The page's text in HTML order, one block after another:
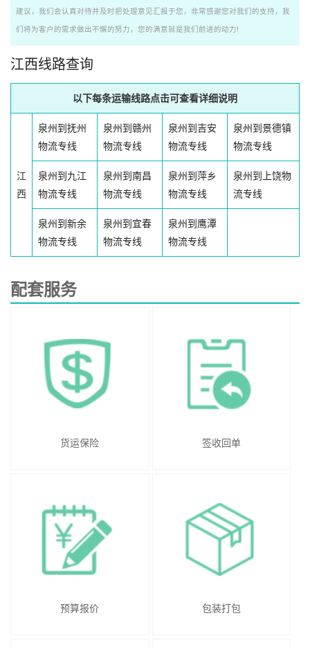
建议，我们会认真对待并及时把处理意见汇报于您，非常感谢您对我们的支持，我
们将为客户的需求做出不懈的努力，您的满意就是我们前进的动力!
江西线路查询
以下每条运输线路点击可查看详细说明
江
西
泉州到抚州
物流专线
泉州到赣州
物流专线
泉州到吉安
物流专线
泉州到景德镇
物流专线
泉州到九江
物流专线
泉州到南昌
物流专线
泉州到萍乡
物流专线
泉州到上饶物
流专线
泉州到新余
物流专线
泉州到宜春
物流专线
泉州到鹰潭
物流专线
配套服务
货运保险 签收回单
预算报价 包装打包